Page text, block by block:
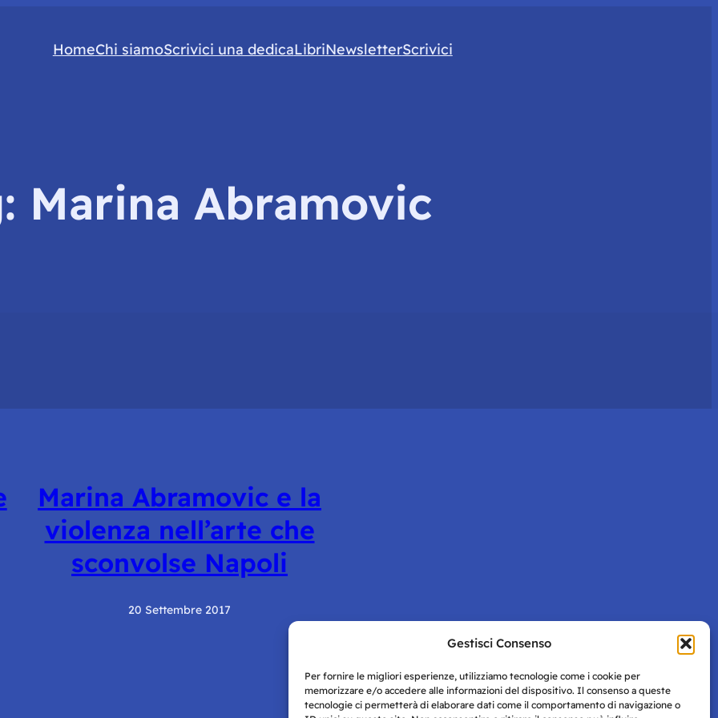
Gestisci Consenso
Per fornire le migliori esperienze, utilizziamo tecnologie come i cookie per
memorizzare e/o accedere alle informazioni del dispositivo. Il consenso a queste
tecnologie ci permetterà di elaborare dati come il comportamento di navigazione o
HomeChi siamoScrivici una dedicaLibriNewsletterScrivici
Marina Abramovic
Marina Abramovic e la
violenza nell’arte che
sconvolse Napoli
20 Settembre 2017